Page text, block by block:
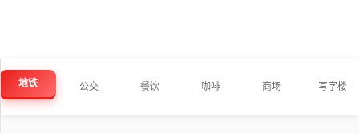
地铁 公交 餐饮 咖啡 商场 写字楼